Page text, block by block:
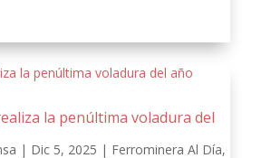
la penúltima voladura del
| Dic 5, 2025 | Ferrominera Al Día,